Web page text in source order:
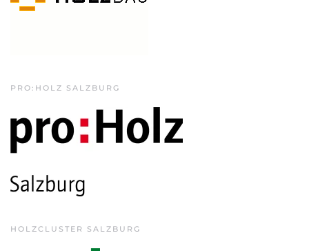
PRO:HOLZ SALZBURG
HOLZCLUSTER SALZBURG